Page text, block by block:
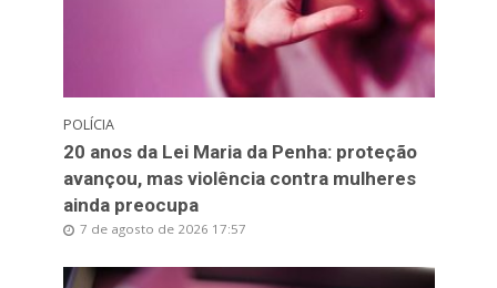
POLÍCIA
20 anos da Lei Maria da Penha: proteção
avançou, mas violência contra mulheres
ainda preocupa
7 de agosto de 2026 17:57